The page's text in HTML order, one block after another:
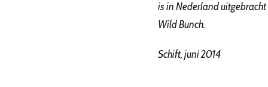
is in Nederland
Wild Bunch.
Schift, juni 2014